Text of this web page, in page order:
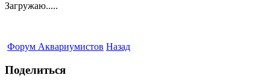
Загружаю.....
Форум Аквариумистов Назад
Поделиться